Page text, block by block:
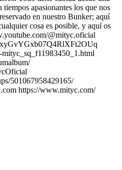
apasionantes los que nos
en nuestro Bunker; aquí
cosa es posible, y aquí os
@mityc.oficial
501067958429165/
https://www.mityc.com/